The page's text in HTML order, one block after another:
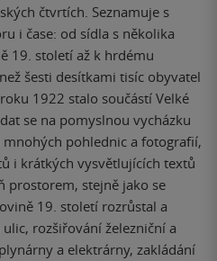
čtvrtích. Seznamuje s
i čase: od sídla s několika
19. století až k hrdému
šesti desítkami tisíc obyvatel
1922 stalo součástí Velké
se na pomyslnou vycházku
pohlednic a fotografií,
i krátkých vysvětlujících textů
prostorem, stejně jako se
19. století rozrůstal a
rozšiřování železniční a
a elektrárny, zakládání